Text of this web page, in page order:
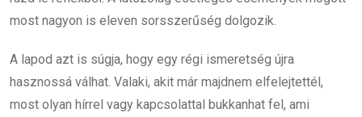
most nagyon is eleven sorsszerűség dolgozik.
A lapod azt is súgja, hogy egy régi ismeretség újra
hasznossá válhat. Valaki, akit már majdnem elfelejtettél,
most olyan hírrel vagy kapcsolattal bukkanhat fel, ami